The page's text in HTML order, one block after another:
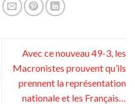
Avec ce nouveau 49-3, les
Macronistes prouvent qu’ils
prennent la représentation
nationale et les Français…